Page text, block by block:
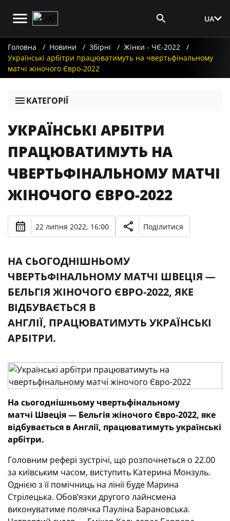
UA
Головна Новини Збірні
Жінки - ЧЄ-2022
Українські арбітри працюватимуть на чвертьфінальному
матчі жіночого Євро-2022
КАТЕГОРІЇ
УКРАЇНСЬКІ АРБІТРИ
ПРАЦЮВАТИМУТЬ НА
ЧВЕРТЬФІНАЛЬНОМУ МАТЧІ
ЖІНОЧОГО ЄВРО-2022
22 липня 2022, 16:00 Поділитися
НА СЬОГОДНІШНЬОМУ
ЧВЕРТЬФІНАЛЬНОМУ МАТЧІ ШВЕЦІЯ —
БЕЛЬГІЯ ЖІНОЧОГО ЄВРО-2022, ЯКЕ
ВІДБУВАЄТЬСЯ В
АНГЛІЇ, ПРАЦЮВАТИМУТЬ УКРАЇНСЬКІ
АРБІТРИ.
На сьогоднішньому чвертьфінальному
матчі Швеція — Бельгіяжіночого Євро-2022, яке
відбувається в Англії, працюватимуть українські
арбітри.
Головним рефері зустрічі, що розпочнеться о 22.00
за київським часом, виступить Катерина Монзуль.
Однією з її помічниць на лінії буде Марина
Стрілецька. Обов’язки другого лайнсмена
виконуватиме полячка Пауліна Барановська.